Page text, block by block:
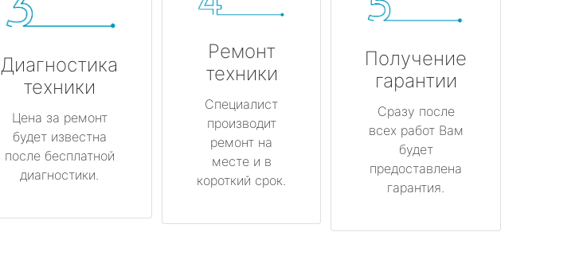
Диагностика
техники
Цена за ремонт
будет известна
после бесплатной
диагностики.
Ремонт
техники
Специалист
производит
ремонт на
месте и в
короткий срок.
Получение
гарантии
Сразу после
всех работ Вам
будет
предоставлена
гарантия.